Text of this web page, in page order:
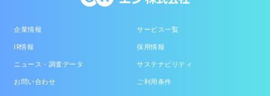
企業情報 サービス一覧
IR情報 採用情報
ニュース・調査データ サステナビリティ
お問い合わせ ご利用条件